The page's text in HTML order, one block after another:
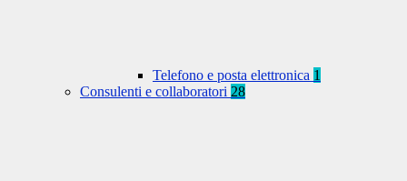
Telefono e posta elettronica 1
Consulenti e collaboratori 28